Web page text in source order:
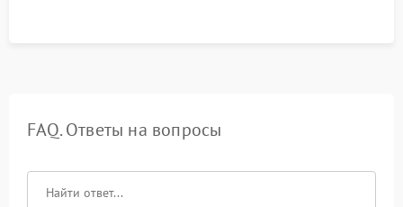
FAQ. Ответы на вопросы